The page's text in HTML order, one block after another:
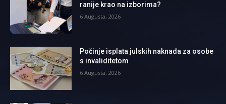
ranije krao na izborima?
6 Augusta, 2026
Počinje isplata julskih naknada za osobe
s invaliditetom
6 Augusta, 2026